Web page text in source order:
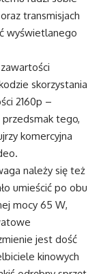
transmisjach
wyświetlanego
skorzystania
2160p –
tego,
komercyjna
należy się też
umieścić po obu
mocy 65 W,
jest dość
kinowych